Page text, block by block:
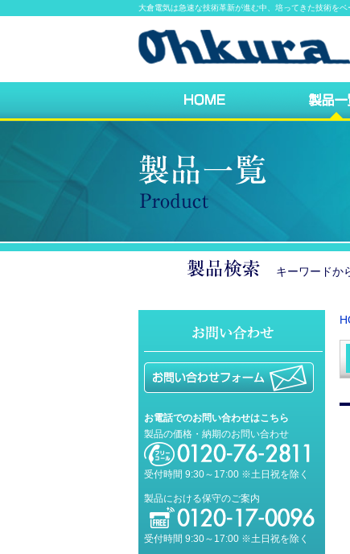
大倉電気は急速な技術革新が進む中、培ってきた技術を
キーワードか
お電話でのお問い合わせはこちら
製品の価格・納期のお問い合わせ
受付時間 9:30～17:00 ※土日祝を除く
製品における保守のご案内
受付時間 9:30～17:00 ※土日祝を除く